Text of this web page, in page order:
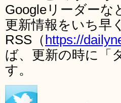
Googleリーダーな
更新情報をいち早
RSS（ https://
ば、更新の時に「
す。